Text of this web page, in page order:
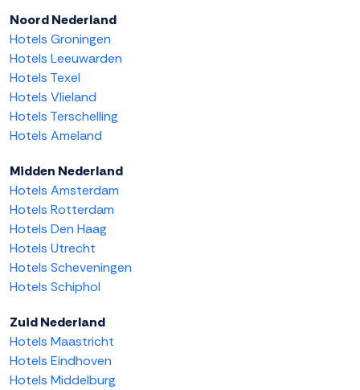
Noord Nederland
Hotels Groningen
Hotels Leeuwarden
Hotels Texel
Hotels Vlieland
Hotels Terschelling
Hotels Ameland
Midden Nederland
Hotels Amsterdam
Hotels Rotterdam
Hotels Den Haag
Hotels Utrecht
Hotels Scheveningen
Hotels Schiphol
Zuid Nederland
Hotels Maastricht
Hotels Eindhoven
Hotels Middelburg